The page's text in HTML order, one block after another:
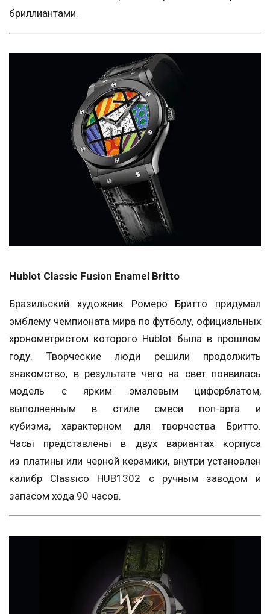
бриллиантами.
Hublot Classic Fusion Enamel Britto
Бразильский художник Ромеро Бритто придумал
эмблему чемпионата мира по футболу, официальных
хронометристом которого Hublot была в прошлом
году. Творческие люди решили продолжить
знакомство, в результате чего на свет появилась
модель с ярким эмалевым циферблатом,
выполненным в стиле смеси поп-арта и
кубизма, характерном для творчества Бритто.
Часы представлены в двух вариантах корпуса
из платины или черной керамики, внутри установлен
калибр Classico HUB1302 с ручным заводом и
запасом хода 90 часов.